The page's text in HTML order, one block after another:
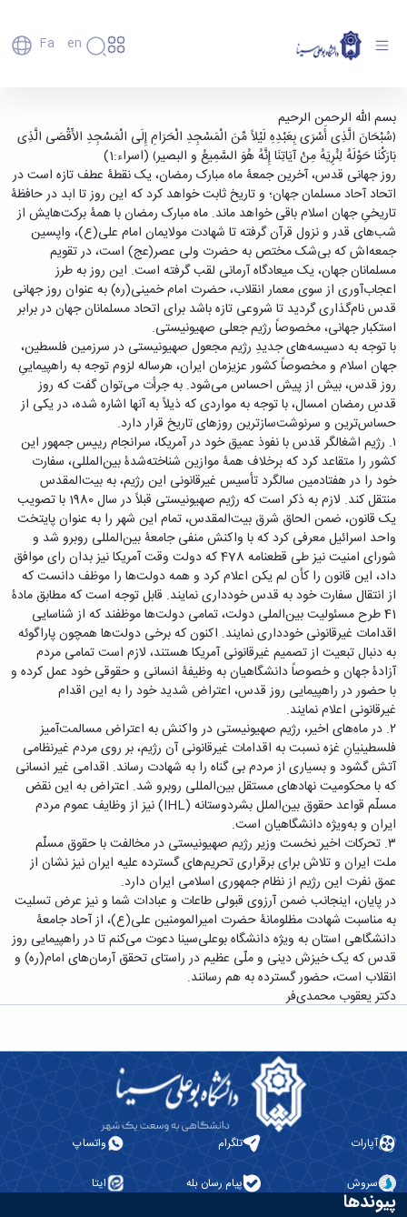
Fa En
دانشگاه
تاریخچه
و
معرفی
برنامه
راهبردی
دانشگاه
نقشه
دانشگاه
سازمان
دانشگاه
معاونت
توسعه
مدیریت
و
پشتیبانی
معاونت
آموزشی
و
تحصیلات
تکمیلی
معاونت
دانشجویی
معاونت
پژوهش
و
فناوری
معاونت
فرهنگی
و
اجتماعی
نهاد
نمایندگی
مقام
معظم
رهبری
تماس
دانشگاه
اعضای
هیأت
علمی
کارکنان
دانشجویان
فارغ
التحصیلان
دانشکده‌ها
پردیس
اصلی
مهندسی
کشاورزی
شیمی
و
علوم
نفت
علوم
انسانی
هنر
و
معماری
دامپزشکی
علوم
پایه
علوم
اقتصادی
و
اجتماعی
دانشکده
های
اقماری
ارتباط
با ما
روابط
بین
الملل
(قدم
الآن)
Apply
Now
بیانیه ریاست محترم دانشگاه بوعلی سینا به
مناسبت روز جهانی قدس و دعوت از دانشگاهیان به
شرکت در راهپیمایی روز قدس. - دانشگاه بوعلی
سینا همدان
بسم الله الرحمن الرحیم
﴿سُبْحَانَ الَّذِی أَسْرَی بِعَبْدِهِ لَیْلاً مِّنَ الْمَسْجِدِ الْحَرَامِ إِلَی الْمَسْجِدِ الأَقْصَی الَّذِی
بَارَکْنَا حَوْلَهُ لِنُرِیَهُ مِنْ آیَاتِنَا إِنَّهُ هُوَ السَّمِیعُ و البصیر﴾ (اسراء:1)
روز جهانی قدس، آخرین جمعۀ ماه مبارک رمضان، یک نقطۀ عطف تازه است در
اتحاد آحاد مسلمان جهان؛ و تاریخ ثابت خواهد کرد که این روز تا ابد در حافظۀ
تاریخیِ جهان اسلام باقی خواهد ماند. ماه مبارک رمضان با همۀ برکت‌هایش از
شب‌های قدر و نزول قرآن گرفته تا شهادت مولایمان امام علی(ع)، واپسین
جمعه‌اش که بی‌شک مختص به حضرت ولی عصر(عج) است، در تقویم
مسلمانان جهان، یک میعادگاه آرمانی لقب گرفته است. این روز به طرز
اعجاب‌آوری از سوی معمار انقلاب، حضرت امام خمینی(ره) به عنوان روز جهانی
قدس نام‌گذاری گردید تا شروعی تازه باشد برای اتحاد مسلمانان جهان در برابر
استکبار جهانی، مخصوصاً رژیم جعلی صهیونیستی.
با توجه به دسیسه‌های جدیدِ رژیم مجعول صهیونیستی در سرزمین فلسطین،
جهان اسلام و مخصوصاً کشور عزیزمان ایران، هرساله لزوم توجه به راهپیماییِ
روز قدس، بیش از پیش احساس می‌شود. به جرأت می‌توان گفت که روز
قدسِ رمضان امسال، با توجه به مواردی که ذیلاً به آنها اشاره شده، در یکی از
حساس‌ترین و سرنوشت‌سازترین روزهای تاریخ قرار دارد.
۱. رژیم اشغالگر قدس با نفوذ عمیق خود در آمریکا، سرانجام رییس جمهور این
کشور را متقاعد کرد که برخلاف همۀ موازین شناخته‌شدۀ بین‌المللی، سفارت
خود را در هفتادمین سالگرد تأسیس غیرقانونی این رژیم، به بیت‌المقدس
منتقل کند. لازم به ذکر است که رژیم صهیونیستی قبلاً در سال 1980 با تصویب
یک قانون، ضمن الحاق شرق بیت‌المقدس، تمام این شهر را به عنوان پایتخت
واحد اسرائیل معرفی کرد که با واکنش منفی جامعۀ بین‌المللی روبرو شد و
شورای امنیت نیز طی قطعنامه 478 که دولت وقت آمریکا نیز بدان رای موافق
داد، این قانون را کأن لم یکن اعلام کرد و همه دولت‌ها را موظف دانست که
از انتقال سفارت خود به قدس خودداری نمایند. قابل توجه است که مطابق مادۀ
41 طرح مسئولیت بین‌الملی دولت، تمامی دولت‌ها موظفند که از شناسایی
اقدامات غیرقانونی خودداری نمایند. اکنون که برخی دولت‌ها همچون پاراگوئه
به دنبال تبعیت از تصمیم غیرقانونی آمریکا هستند، لازم است تمامی مردم
آزادۀ جهان و خصوصاً دانشگاهیان به وظیفۀ انسانی و حقوقی خود عمل کرده و
با حضور در راهپیمایی روز قدس، اعتراض شدید خود را به این اقدام
غیرقانونی اعلام نمایند.
۲. در ماه‌های اخیر، رژیم صهیونیستی در واکنش به اعتراض مسالمت‌آمیز
فلسطینیانِ غزه نسبت به اقدامات غیرقانونی آن رژیم، بر روی مردم غیرنظامی
آتش گشود و بسیاری از مردم بی گناه را به شهادت رساند. اقدامی غیر انسانی
که با محکومیت نهادهای مستقل بین‌المللی روبرو شد. اعتراض به این نقض
مسلّم قواعد حقوق بین‌الملل بشردوستانه (IHL) نیز از وظایف عموم مردم
ایران و به‌ویژه دانشگاهیان است.
۳. تحرکات اخیر نخست وزیر رژیم صهیونیستی در مخالفت با حقوق مسلّم
ملت ایران و تلاش برای برقراری تحریم‌های گسترده علیه ایران نیز نشان از
عمق نفرت این رژیم از نظام جمهوری اسلامی ایران دارد.
در پایان، اینجانب ضمن آرزوی قبولی طاعات و عبادات شما و نیز عرض تسلیت
به مناسبت شهادت مظلومانۀ حضرت امیرالمومنین علی(ع)، از آحاد جامعۀ
دانشگاهی استان به ویژه دانشگاه بوعلی‌سینا دعوت می‌کنم تا در راهپیمایی روز
قدس که یک خیزش دینی و ملّی عظیم در راستای تحقق آرمان‌های امام(ره) و
انقلاب است، حضور گسترده به هم رسانند.
دکتر یعقوب محمدی‌فر
آپارات تلگرام واتساپ
سروش پیام رسان بله ایتا
پیوندها